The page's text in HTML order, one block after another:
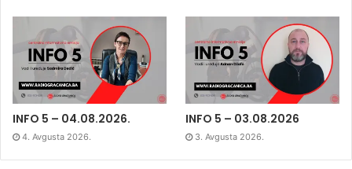
INFO 5 – 04.08.2026.
4. Avgusta 2026.
INFO 5 – 03.08.2026
3. Avgusta 2026.